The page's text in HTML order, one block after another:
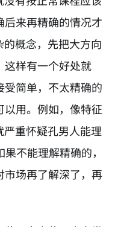
来再精确的情况才
概念，先把大方向
这样有一个好处就
简单，不太精确的
用。例如，像特征
重怀疑孔男人能理
不能理解精确的，
市场再了解深了，再